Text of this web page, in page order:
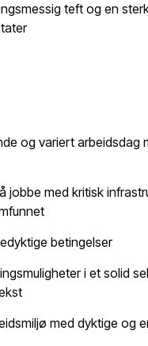
teft og en
og variert arbeidsdag
jobbe med kritisk
betingelser
i et solid
med dyktige og